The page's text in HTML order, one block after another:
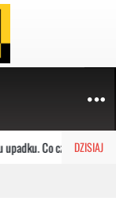
DZISIAJ
Co czeka